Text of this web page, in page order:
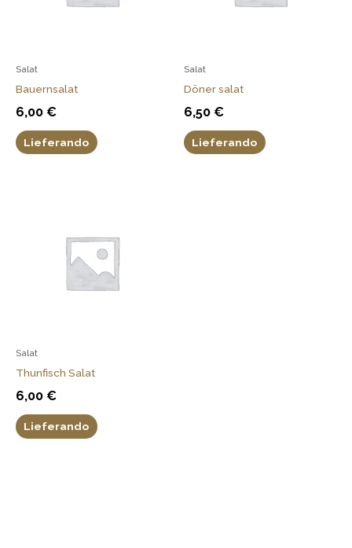
Salat
Bauernsalat
6,00 €
Lieferando
Salat
Döner salat
6,50 €
Lieferando
Salat
Thunfisch Salat
6,00 €
Lieferando